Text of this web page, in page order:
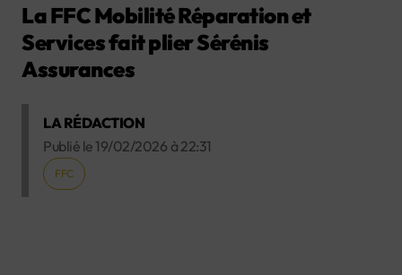
La FFC Mobilité Réparation et
Services fait plier Sérénis
Assurances
LA RÉDACTION
Publié le 19/02/2026 à 22:31
FFC